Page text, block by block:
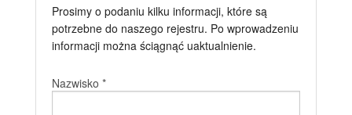
Pliki do ściągnięcia
Prosimy o podaniu kilku informacji, które są
potrzebne do naszego rejestru. Po wprowadzeniu
informacji można ściągnąć uaktualnienie.
Nazwisko *